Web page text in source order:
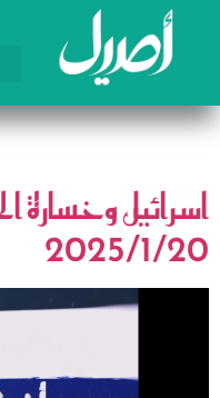
اليوم:20 يناير، 2025
اسرائيل وخسارة
2025/1/20